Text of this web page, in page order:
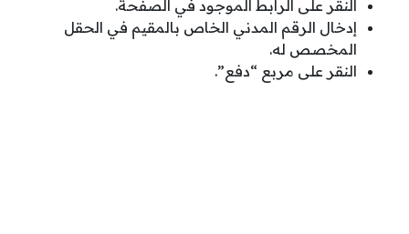
النقر على الرابط الموجود في الصفحة.
إدخال الرقم المدني الخاص بالمقيم في الحقل
المخصص له.
النقر على مربع “دفع”.